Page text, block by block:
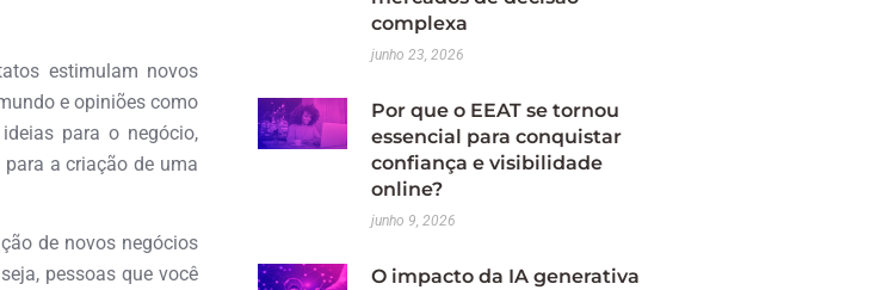
estimulam novos
e opiniões como
para o negócio,
a criação de uma
de novos negócios
pessoas que você
complexa
junho 23, 2026
Por que o EEAT se tornou
essencial para conquistar
confiança e visibilidade
online?
junho 9, 2026
O impacto da IA generativa